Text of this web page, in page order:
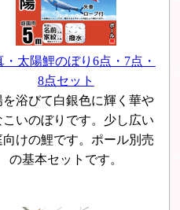
・太陽鯉のぼり6点・7点・
8点セット
を浴びて白銀色に輝く華や
こいのぼりです。少し広い
向けの鯉です。ポール別売
の基本セットです。